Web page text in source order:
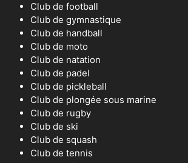
Club de football
Club de gymnastique
Club de handball
Club de moto
Club de natation
Club de padel
Club de pickleball
Club de plongée sous marine
Club de rugby
Club de ski
Club de squash
Club de tennis